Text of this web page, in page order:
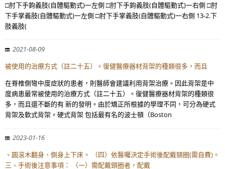
□肘下手鉤義肢(自體驅動式)一左側 □肘下手鉤義肢(自體驅動式)一右側 □肘
下手掌義肢(自體驅動式)一左側 □肘下手掌義肢(自體驅動式)一右側 13-2.下
肢義肢(
2021-08-09
被使用的治療方式（註二十五）。復健醫療器材背架的種類很多，而且
在脊椎側彎中度症狀的患者，則醫師會建議利用背架治療。因此背架是中
度病患最常被使用的治療方式（註二十五）。復健醫療器材背架的種類很
多，而且還不斷的有 新的發明。由於矯正所根據的學理不同，可分為硬式
背架及軟式背架。硬式背架 包括最有名的波士頓（Boston
2023-01-16
、圓滾木翻身、側身上下床。 （四）依醫囑決定手術後配戴頸圈(需自費)。
三、手術後注意事項： （一）需配戴頸圈者，配戴